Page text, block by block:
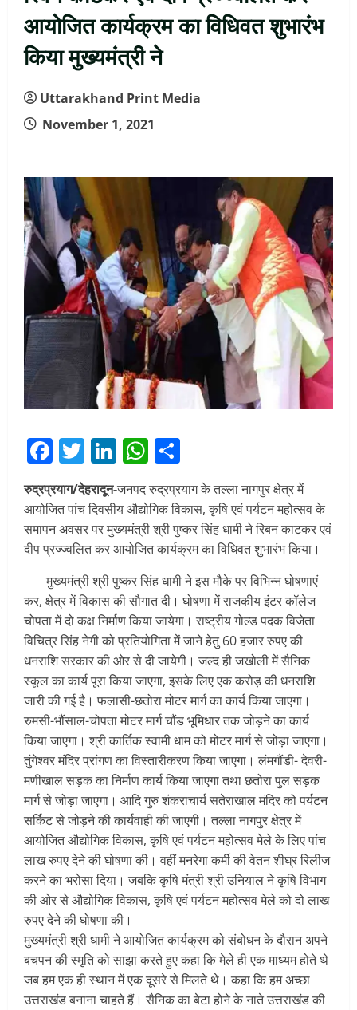
आयोजित कार्यक्रम का विधिवत शुभारंभ
किया मुख्यमंत्री ने
Uttarakhand Print Media
November 1, 2021
Facebook
Twitter
LinkedIn
WhatsApp
रुद्रप्रयाग/देहरादून-जनपद रुद्रप्रयाग के तल्ला नागपुर क्षेत्र में
आयोजित पांच दिवसीय औद्योगिक विकास, कृषि एवं पर्यटन महोत्सव के
समापन अवसर पर मुख्यमंत्री श्री पुष्कर सिंह धामी ने रिबन काटकर एवं
दीप प्रज्ज्वलित कर आयोजित कार्यक्रम का विधिवत शुभारंभ किया।
मुख्यमंत्री श्री पुष्कर सिंह धामी ने इस मौके पर विभिन्न घोषणाएं
कर, क्षेत्र में विकास की सौगात दी। घोषणा में राजकीय इंटर कॉलेज
चोपता में दो कक्ष निर्माण किया जायेगा। राष्ट्रीय गोल्ड पदक विजेता
विचित्र सिंह नेगी को प्रतियोगिता में जाने हेतु 60 हजार रुपए की
धनराशि सरकार की ओर से दी जायेगी। जल्द ही जखोली में सैनिक
स्कूल का कार्य पूरा किया जाएगा, इसके लिए एक करोड़ की धनराशि
जारी की गई है। फलासी-छतोरा मोटर मार्ग का कार्य किया जाएगा।
रुमसी-भौंसाल-चोपता मोटर मार्ग चौंड भूमिधार तक जोड़ने का कार्य
किया जाएगा। श्री कार्तिक स्वामी धाम को मोटर मार्ग से जोड़ा जाएगा।
तुंगेश्वर मंदिर प्रांगण का विस्तारीकरण किया जाएगा। लंमगौंडी- देवरी-
मणीखाल सड़क का निर्माण कार्य किया जाएगा तथा छतोरा पुल सड़क
मार्ग से जोड़ा जाएगा। आदि गुरु शंकराचार्य सतेराखाल मंदिर को पर्यटन
सर्किट से जोड़ने की कार्यवाही की जाएगी। तल्ला नागपुर क्षेत्र में
आयोजित औद्योगिक विकास, कृषि एवं पर्यटन महोत्सव मेले के लिए पांच
लाख रुपए देने की घोषणा की। वहीं मनरेगा कर्मी की वेतन शीघ्र रिलीज
करने का भरोसा दिया। जबकि कृषि मंत्री श्री उनियाल ने कृषि विभाग
की ओर से औद्योगिक विकास, कृषि एवं पर्यटन महोत्सव मेले को दो लाख
रुपए देने की घोषणा की।
मुख्यमंत्री श्री धामी ने आयोजित कार्यक्रम को संबोधन के दौरान अपने
बचपन की स्मृति को साझा करते हुए कहा कि मेले ही एक माध्यम होते थे
जब हम एक ही स्थान में एक दूसरे से मिलते थे। कहा कि हम अच्छा
उत्तराखंड बनाना चाहते हैं। सैनिक का बेटा होने के नाते उत्तराखंड की